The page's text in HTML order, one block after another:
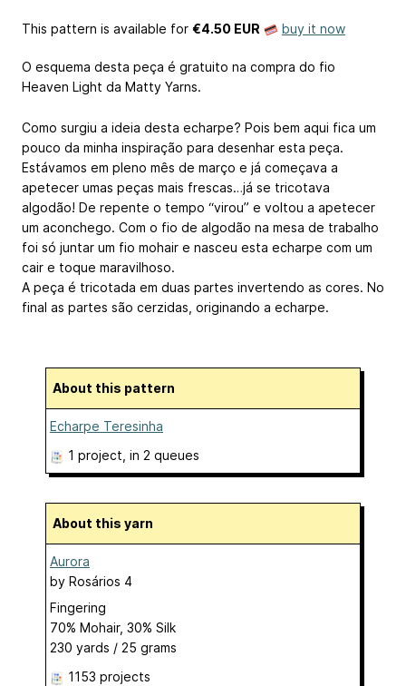
This pattern is available for €4.50 EUR buy it now
O esquema desta peça é gratuito na compra do fio
Heaven Light da Matty Yarns.
Como surgiu a ideia desta echarpe? Pois bem aqui fica um
pouco da minha inspiração para desenhar esta peça.
Estávamos em pleno mês de março e já começava a
apetecer umas peças mais frescas…já se tricotava
algodão! De repente o tempo “virou” e voltou a apetecer
um aconchego. Com o fio de algodão na mesa de trabalho
foi só juntar um fio mohair e nasceu esta echarpe com um
cair e toque maravilhoso.
A peça é tricotada em duas partes invertendo as cores. No
final as partes são cerzidas, originando a echarpe.
About this pattern
Echarpe Teresinha
1 project , in 2 queues
About this yarn
Aurora
by Rosários 4
Fingering
70% Mohair, 30% Silk
230 yards / 25 grams
1153 projects